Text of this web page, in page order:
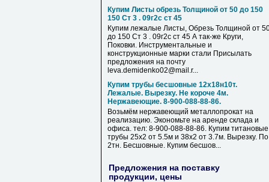
Купим Листы обрезь Толщиной от 50 до 150
150 Ст 3 . 09г2с ст 45
Купим лежалые Листы, Обрезь Толщиной от
до 150 Ст 3 . 09г2с ст 45 А так-же Круги,
Поковки. Инструментальные и
конструкционные марки стали Присылать
предложения на почту
leva.demidenko02@mail.r...
Купим трубы бесшовные 12х18н10т.
Лежалые. Вырезку. Не короче 4м.
Нержавеющие. 8-900-088-88-86.
Возьмём нержавеющий металлопрокат на
реализацию. Экономьте на аренде склада и
офиса. тел: 8-900-088-88-86. Купим титановые
трубы 25х2 от 5.5м и 38х2 от 3.7м. Вырезку. По
2тн. Бесшовные. Купим бесшов...
Предложения на поставку
продукции, цены